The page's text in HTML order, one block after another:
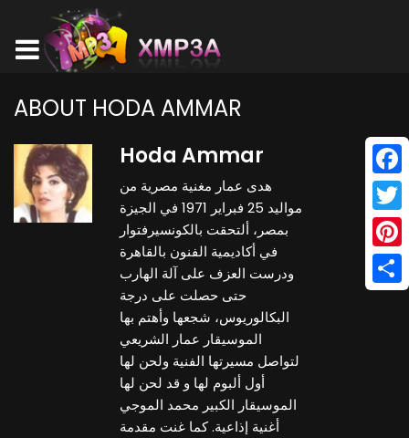
ABOUT HODA AMMAR
Hoda Ammar
هدى عمار مغنية مصرية من
مواليد 25 فبراير 1971 في الجيزة
بمصر، ألتحقت بالكونسيرفتوار
في أكاديمية الفنون بالقاهرة
ودرست العزف على آلة الهارب
حتى حصلت على درجة
البكالوريوس، شجعها وأهتم بها
الموسيقار عمار الشريعي
لتواصل مسيرتها الفنية ولحن لها
أول ألبوم لها و قد لحن لها
الموسيقار الكبير محمد الموجي
أغنية إذاعية. كما غنت مقدمة